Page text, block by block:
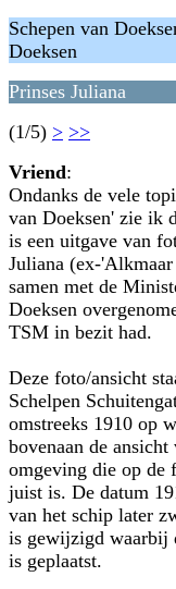
Schepen van
Doeksen
Prinses Juliana
(1/5) > >>
Vriend:
Ondanks de vele
van Doeksen' zie ik
is een uitgave van
Juliana (ex-
samen met de
Doeksen
TSM in bezit had.
Deze foto/ansicht
Schelpen
omstreeks 1910 op
bovenaan de
omgeving die op de
juist is. De datum
van het schip later
is gewijzigd waarbij
is geplaatst.